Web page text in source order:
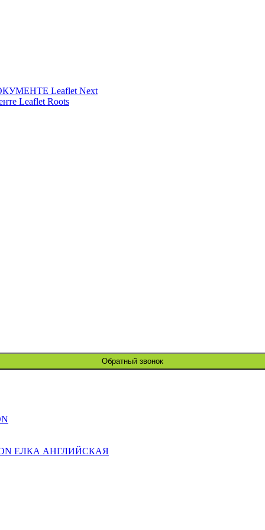
Leaflet Next
Leaflet Roots
Обратный звонок
ЕЛКА АНГЛИЙСКАЯ